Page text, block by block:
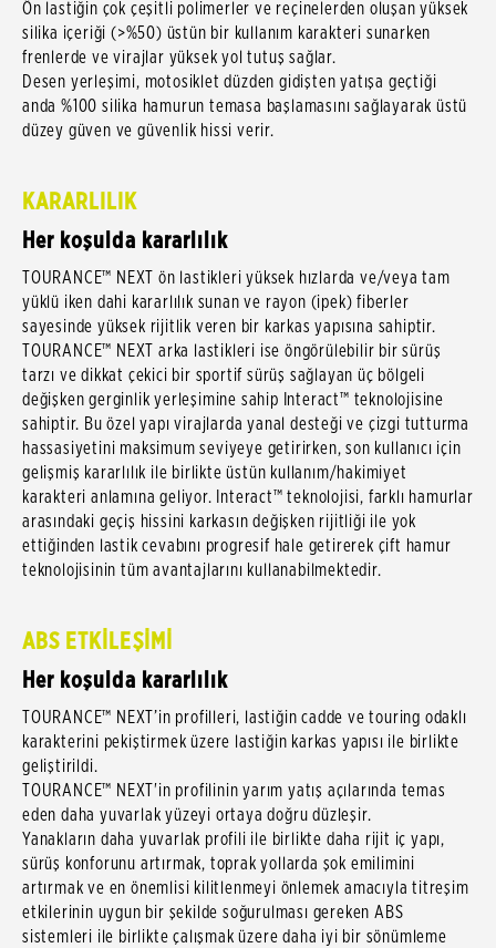
Ön lastiğin çok çeşitli polimerler ve reçinelerden oluşan yüksek
silika içeriği (>%50) üstün bir kullanım karakteri sunarken
frenlerde ve virajlar yüksek yol tutuş sağlar.
Desen yerleşimi, motosiklet düzden gidişten yatışa geçtiği
anda %100 silika hamurun temasa başlamasını sağlayarak üstü
düzey güven ve güvenlik hissi verir.
KARARLILIK
Her koşulda kararlılık
TOURANCE™ NEXT ön lastikleri yüksek hızlarda ve/veya tam
yüklü iken dahi kararlılık sunan ve rayon (ipek) fiberler
sayesinde yüksek rijitlik veren bir karkas yapısına sahiptir.
TOURANCE™ NEXT arka lastikleri ise öngörülebilir bir sürüş
tarzı ve dikkat çekici bir sportif sürüş sağlayan üç bölgeli
değişken gerginlik yerleşimine sahip Interact™ teknolojisine
sahiptir. Bu özel yapı virajlarda yanal desteği ve çizgi tutturma
hassasiyetini maksimum seviyeye getirirken, son kullanıcı için
gelişmiş kararlılık ile birlikte üstün kullanım/hakimiyet
karakteri anlamına geliyor. Interact™ teknolojisi, farklı hamurlar
arasındaki geçiş hissini karkasın değişken rijitliği ile yok
ettiğinden lastik cevabını progresif hale getirerek çift hamur
teknolojisinin tüm avantajlarını kullanabilmektedir.
ABS ETKİLEŞİMİ
Her koşulda kararlılık
TOURANCE™ NEXT’in profilleri, lastiğin cadde ve touring odaklı
karakterini pekiştirmek üzere lastiğin karkas yapısı ile birlikte
geliştirildi.
TOURANCE™ NEXT'in profilinin yarım yatış açılarında temas
eden daha yuvarlak yüzeyi ortaya doğru düzleşir.
Yanakların daha yuvarlak profili ile birlikte daha rijit iç yapı,
sürüş konforunu artırmak, toprak yollarda şok emilimini
artırmak ve en önemlisi kilitlenmeyi önlemek amacıyla titreşim
etkilerinin uygun bir şekilde soğurulması gereken ABS
sistemleri ile birlikte çalışmak üzere daha iyi bir sönümleme